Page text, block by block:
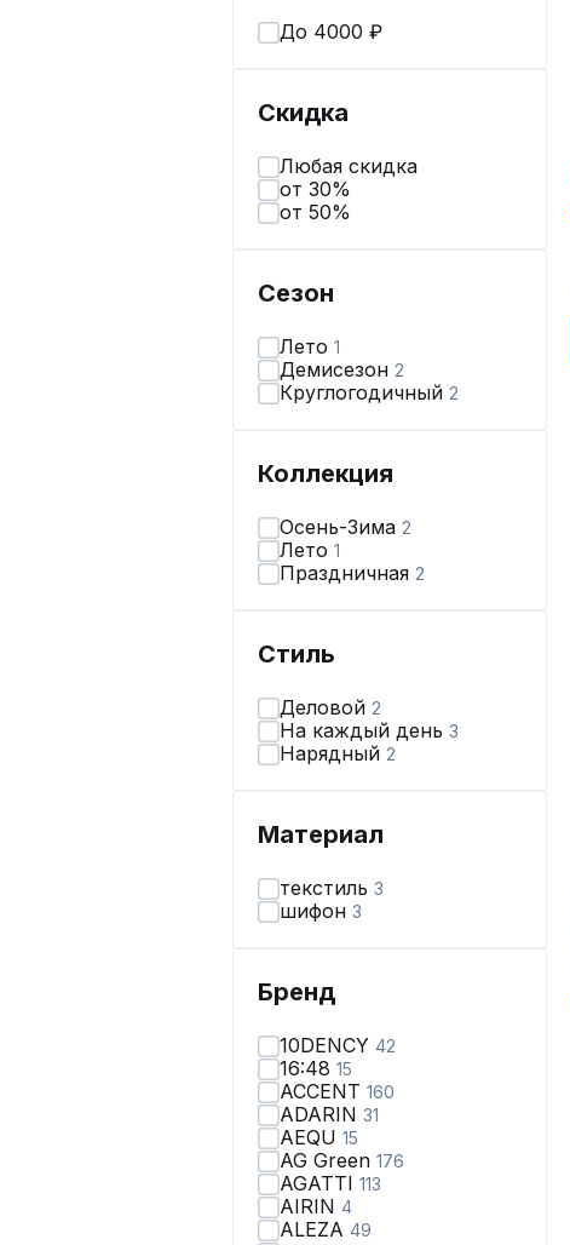
До 4000 ₽
Скидка
Любая скидка
от 30%
от 50%
Сезон
Лето 1
Демисезон 2
Круглогодичный 2
Коллекция
Осень-Зима 2
Лето 1
Праздничная 2
Стиль
Деловой 2
На каждый день 3
Нарядный 2
Материал
текстиль 3
шифон 3
Бренд
10DENCY 42
16:48 15
ACCENT 160
ADARIN 31
AEQU 15
AG Green 176
AGATTI 113
AIRIN 4
ALEZA 49